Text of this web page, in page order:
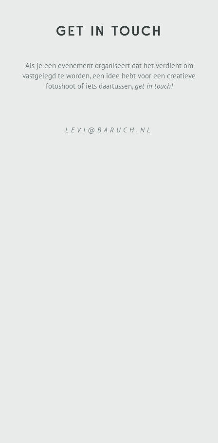
GET IN TOUCH
Als je een evenement organiseert dat het verdient om
vastgelegd te worden, een idee hebt voor een creatieve
fotoshoot of iets daartussen,get in touch!
LEVI@BARUCH.NL